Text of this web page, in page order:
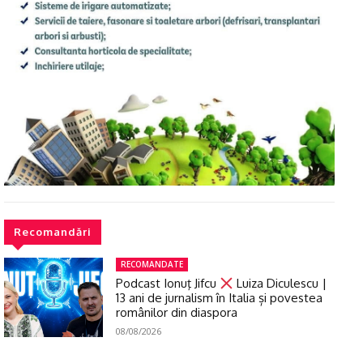
Recomandări
RECOMANDATE
Podcast Ionuţ Jifcu
Luiza Diculescu |
13 ani de jurnalism în Italia și povestea
românilor din diaspora
08/08/2026